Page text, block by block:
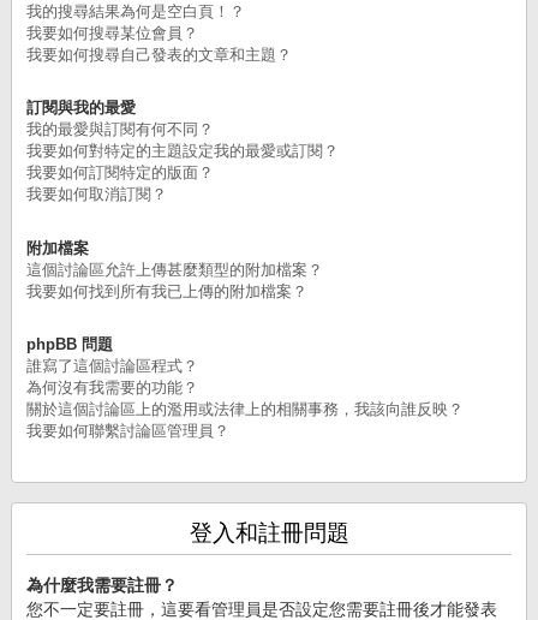
我的搜尋結果為何是空白頁！？
我要如何搜尋某位會員？
我要如何搜尋自己發表的文章和主題？
訂閱與我的最愛
我的最愛與訂閱有何不同？
我要如何對特定的主題設定我的最愛或訂閱？
我要如何訂閱特定的版面？
我要如何取消訂閱？
附加檔案
這個討論區允許上傳甚麼類型的附加檔案？
我要如何找到所有我已上傳的附加檔案？
phpBB 問題
誰寫了這個討論區程式？
為何沒有我需要的功能？
關於這個討論區上的濫用或法律上的相關事務，我該向誰反映？
我要如何聯繫討論區管理員？
登入和註冊問題
為什麼我需要註冊？
您不一定要註冊，這要看管理員是否設定您需要註冊後才能發表